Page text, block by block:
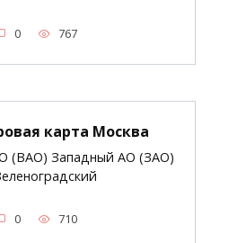
0 767
карта Москва
(ВАО) Западный АО (ЗАО)
0 710